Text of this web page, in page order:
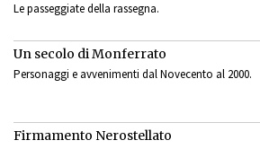
Le passeggiate della rassegna.
Un secolo di Monferrato
Personaggi e avvenimenti dal Novecento al 2000.
Firmamento Nerostellato